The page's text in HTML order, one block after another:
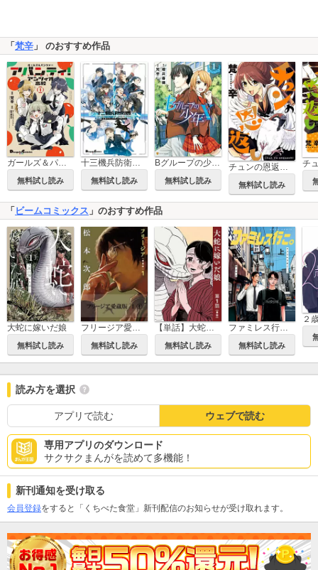
「梵辛 」 のおすすめ作品
ガールズ＆パンツァー アバンティ！ アンツィオ高校
無料試し読み 無料試し読み
Bグループの少年X
無料試し読み
チュンの恩返し 分冊版
無料試し読み
チ
「 ビームコミックス 」のおすすめ作品
大蛇に嫁いだ娘
無料試し読み
フリージア愛蔵版
無料試し読み
【単話】大蛇に嫁いだ娘
無料試し読み
ファミレス行こ。
無料試し読み
読み方を選択
アプリで読む ウェブで読む
専用アプリのダウンロード
サクサクまんがを読めて多機能！
新刊通知を受け取る
会員登録をすると「くちべた食堂」新刊配信のお知らせが受け取れます。